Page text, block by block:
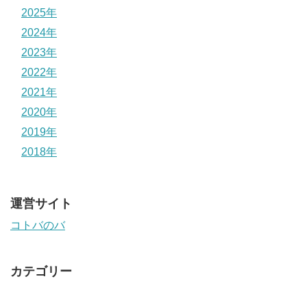
2025年
2024年
2023年
2022年
2021年
2020年
2019年
2018年
運営サイト
コトバのバ
カテゴリー